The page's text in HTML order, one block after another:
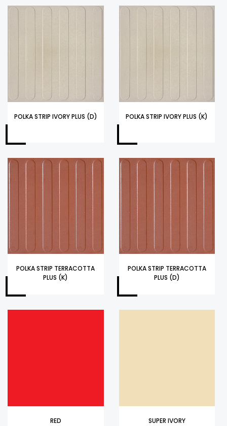
POLKA STRIP IVORY PLUS (D) POLKA STRIP IVORY PLUS (K)
POLKA STRIP TERRACOTTA
PLUS (K)
POLKA STRIP TERRACOTTA
PLUS (D)
RED SUPER IVORY